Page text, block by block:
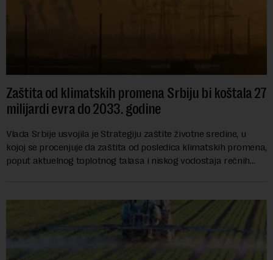
Zaštita od klimatskih promena Srbiju bi koštala 27
milijardi evra do 2033. godine
Vlada Srbije usvojila je Strategiju zaštite životne sredine, u
kojoj se procenjuje da zaštita od posledica klimatskih promena,
poput aktuelnog toplotnog talasa i niskog vodostaja rečnih